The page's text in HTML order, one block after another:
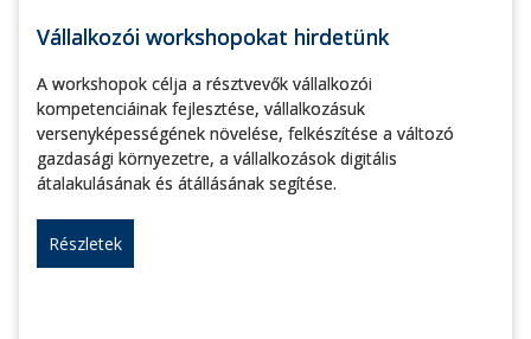
Vállalkozói workshopokat hirdetünk
A workshopok célja a résztvevők vállalkozói
kompetenciáinak fejlesztése, vállalkozásuk
versenyképességének növelése, felkészítése a változó
gazdasági környezetre, a vállalkozások digitális
átalakulásának és átállásának segítése.
Részletek